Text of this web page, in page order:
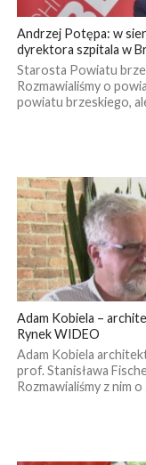
Andrzej Potępa: w
dyrektora szpitala w
Starosta Powiatu
Rozmawialiśmy o
powiatu brzeskiego,
Adam Kobiela –
Rynek WIDEO
Adam Kobiela
prof. Stanisława
Rozmawialiśmy z nim o